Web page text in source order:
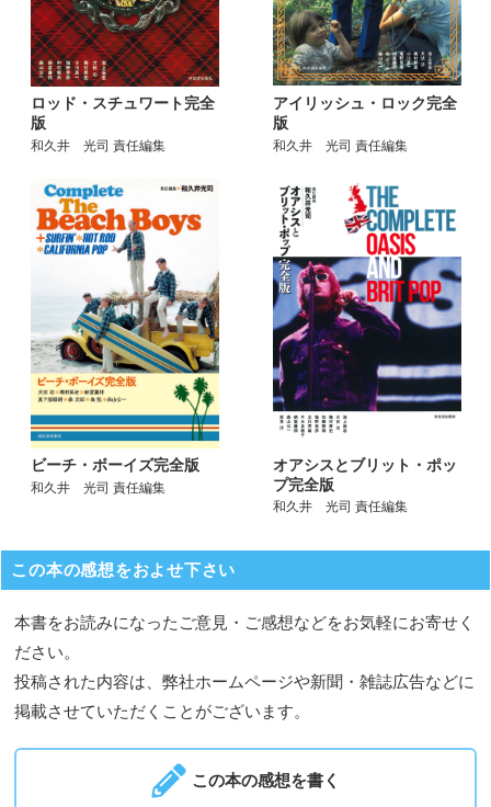
ロッド・スチュワート完全
版
和久井 光司 責任編集
アイリッシュ・ロック完全
版
和久井 光司 責任編集
ビーチ・ボーイズ完全版
和久井 光司 責任編集
オアシスとブリット・ポッ
プ完全版
和久井 光司 責任編集
この本の感想をおよせ下さい
本書をお読みになったご意見・ご感想などをお気軽にお寄せく
ださい。
投稿された内容は、弊社ホームページや新聞・雑誌広告などに
掲載させていただくことがございます。
この本の感想を書く